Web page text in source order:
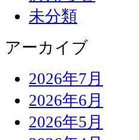
未分類
アーカイブ
2026年7月
2026年6月
2026年5月